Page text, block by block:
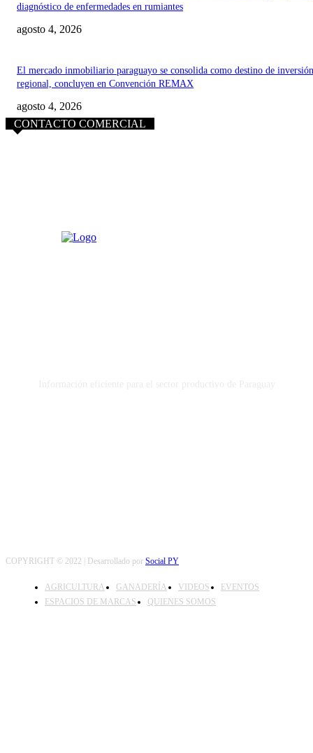
diagnóstico de enfermedades en rumiantes
agosto 4, 2026
El mercado inmobiliario paraguayo se consolida como destino de inversión
regional, concluyen en Convención REMAX
agosto 4, 2026
CONTACTO COMERCIAL
COPYRIGHT © 2022 | Desarrollado por Social PY
AGRICULTURA GANADERÍA VIDEOS
EVENTOS
ESPACIOS DE MARCAS
QUIENES SOMOS